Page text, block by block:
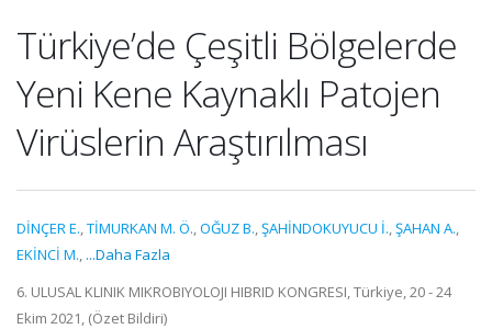
Türkiye’de Çeşitli Bölgelerde
Yeni Kene Kaynaklı Patojen
Virüslerin Araştırılması
DİNÇER E.,TİMURKAN M. Ö.,OĞUZ B.,ŞAHİNDOKUYUCU İ.,ŞAHAN A.,
EKİNCİ M., ...Daha Fazla
6. ULUSAL KLINIK MIKROBIYOLOJI HIBRID KONGRESI, Türkiye, 20 - 24
Ekim 2021, (Özet Bildiri)